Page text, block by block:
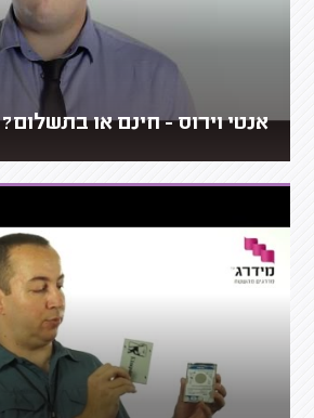
אנטי וירוס - חינם או בתשלום?